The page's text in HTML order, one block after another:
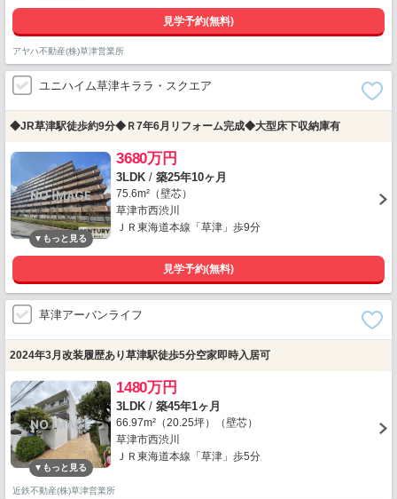
見学予約(無料)
アヤハ不動産(株)草津営業所
ユニハイム草津キララ・スクエア
◆JR草津駅徒歩約9分◆Ｒ7年6月リフォーム完成◆大型床下収納庫有
3680万円
3LDK / 築25年10ヶ月
75.6m²（壁芯）
草津市西渋川
ＪＲ東海道本線「草津」歩9分
見学予約(無料)
草津アーバンライフ
2024年3月改装履歴あり草津駅徒歩5分空家即時入居可
1480万円
3LDK / 築45年1ヶ月
66.97m²（20.25坪）（壁芯）
草津市西渋川
ＪＲ東海道本線「草津」歩5分
近鉄不動産(株)草津営業所